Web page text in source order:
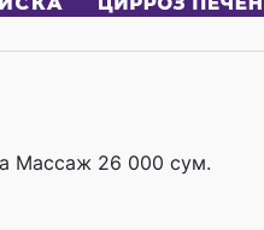
Массаж 26 000 сум.